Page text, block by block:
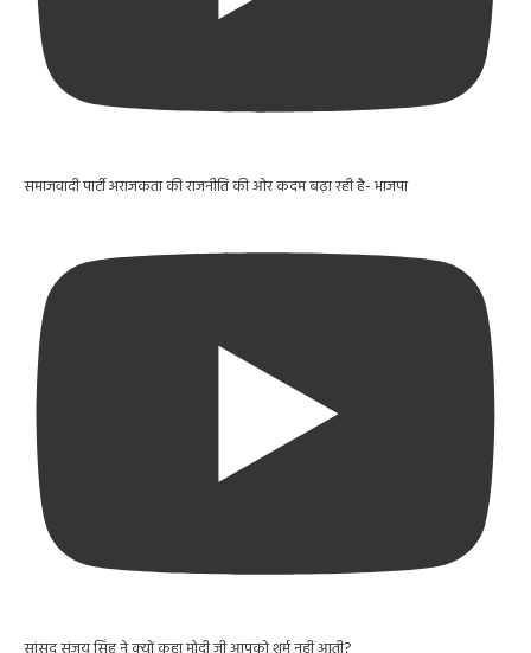
समाजवादी पार्टी अराजकता की राजनीति की ओर कदम बढ़ा रही है- भाजपा